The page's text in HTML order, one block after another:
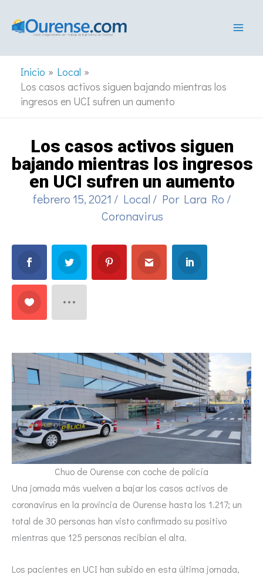
Inicio
Local
Los casos activos siguen bajando mientras los
ingresos en UCI sufren un aumento
Los casos activos siguen
bajando mientras los ingresos
en UCI sufren un aumento
febrero 15, 2021 / Local / Por Lara Ro /
Coronavirus
Chuo de Ourense con coche de policía
Una jornada más vuelven a bajar los casos activos de
coronavirus en la provincia de Ourense hasta los 1.217; un
total de 30 personas han visto confirmado su positivo
mientras que 125 personas recibían el alta.
Los pacientes en UCI han subido en esta última jornada,